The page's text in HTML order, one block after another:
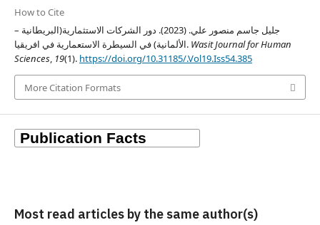
How to Cite
جليل جاسم منصور علي. (2023). دور الشركات الاستثمارية(البريطانية –
الألمانية) في السيطرة الاستعمارية في افريقيا. Wasit Journal for Human
Sciences, 19(1). https://doi.org/10.31185/.Vol19.Iss54.385
More Citation Formats
Most read articles by the same author(s)